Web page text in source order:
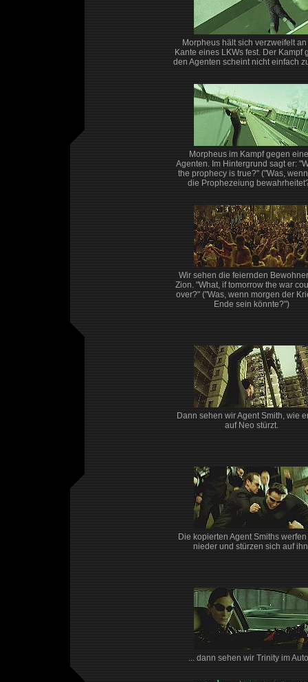
Morpheus hält sich verzweifelt an
Kante eines LKWs fest. Der Kampf
den Agenten scheint nicht einfach
Morpheus im Kampf gegen
Agenten. Im Hintergrund sagt er:
the prophecy is true?" ("Was,
die Prophezeiung
Wir sehen die feiernden
Zion. "What, if tomorrow the war
over?" ("Was, wenn morgen der
Ende sein könnte?")
Dann sehen wir Agent Smith, wie
auf Neo stürzt.
Die kopierten Agent Smiths
nieder und stürzen sich auf
... dann sehen wir Trinity im